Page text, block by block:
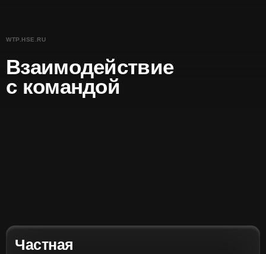
WTP.HSE.RU
Взаимодействие
с командой
Частная